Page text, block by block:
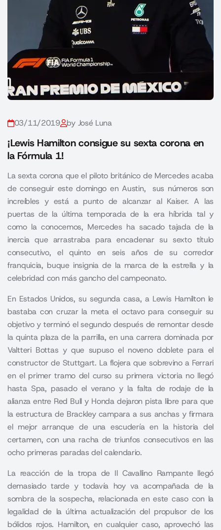
03/11/2019 by José Luna
¡Lewis Hamilton consigue su sexta corona en
la Fórmula 1!
La sexta corona que el piloto británico de Mercedes acaba
de conseguir este domingo en Austin, sus números son
increíbles y está a punto de alcanzar al Kaiser. A las
puertas de la última temporada de la era híbrida tal y
como la conocemos, Mercedes ha sacado tajada de la
inercia que arrastraba para encadenar su sexto título
consecutivo, el quinto en seis años de su corredor
franquicia, buque insignia de la marca de la estrella y la
celebridad con más gancho del campeonato.
En Estados Unidos, su segunda casa, a Lewis Hamilton le
bastaba con cruzar la meta el octavo para conseguir su
objetivo y terminó el segundo después de remontar desde
la quinta plaza de la parrilla, en una carrera dominada por
Valtteri Bottas y que supuso el noveno doblete para el
constructor de Stuttgart. La flojera que sobrevino a Ferrari
en el primer tramo del curso su primera victoria no llegó
hasta Spa, pasado el verano y la falta de rodaje de la
alianza entre Red Bull y Honda dejaron pista libre para que
la estructura de Brackley campara a sus anchas y firmara
el mejor arranque de una escudería en la historia del
certamen, con una racha de triunfos consecutivos en las
ocho primeras paradas del calendario.
La reacción de la tropa de Il Cavallino Rampante llegó
demasiado tarde y todavía hoy va acompañada de la
sombra de la sospecha, relacionada en este caso con la
legalidad de la última actualización del propulsor de los
bólidos rojos. Hamilton, en cualquier caso, aprovechó las